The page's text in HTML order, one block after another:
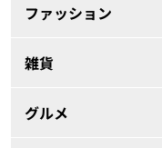
ファッション
雑貨
グルメ